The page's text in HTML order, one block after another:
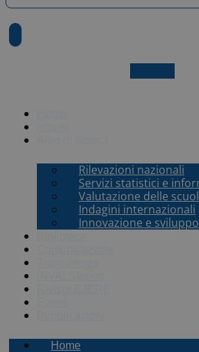
Rilevazioni nazionali
Servizi statistici e
Valutazione delle
Indagini internazionali
Innovazione e sviluppo
Home